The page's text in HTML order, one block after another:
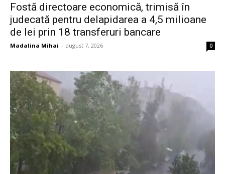
Fostă directoare economică, trimisă în
judecată pentru delapidarea a 4,5 milioane
de lei prin 18 transferuri bancare
Madalina Mihai - august 7, 2026 0